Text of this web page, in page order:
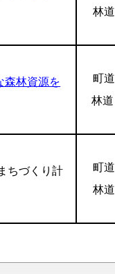
林道
森林資源を
町道
林道
ちづくり計
町道
林道